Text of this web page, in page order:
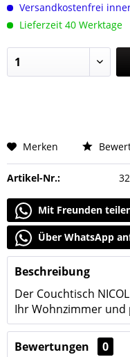
Versandkostenfrei
Lieferzeit 40 Werktage
Merken
Artikel-Nr.:
Mit Freunden
Über WhatsApp
Beschreibung
Der Couchtisch
Ihr Wohnzimmer und
Bewertungen
0